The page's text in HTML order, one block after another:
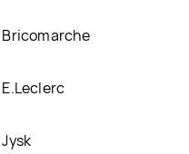
Bricomarche
E.Leclerc
Jysk